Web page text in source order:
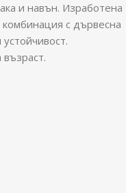
и навън. Изработена
комбинация с дървесна